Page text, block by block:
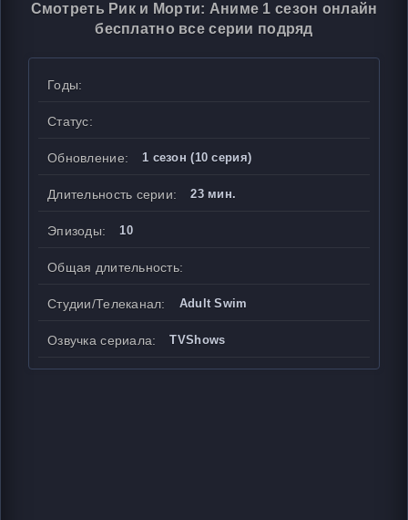
Смотреть Рик и Морти: Аниме 1 сезон онлайн
бесплатно все серии подряд
Годы:
Статус:
Обновление: 1 сезон (10 серия)
Длительность серии: 23 мин.
Эпизоды: 10
Общая длительность:
Студии/Телеканал: Adult Swim
Озвучка сериала: TVShows